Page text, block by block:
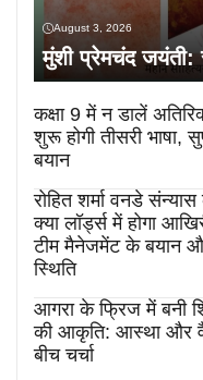
August 3, 2026
मुंशी प्रेमचंद जयंती:
कक्षा 9 में न डालें
शुरू होगी तीसरी भाषा,
बयान
रोहित शर्मा वनडे
क्या लॉर्ड्स में होगा
टीम मैनेजमेंट के बयान
स्थिति
आगरा के फ्रिज में बनी
की आकृति: आस्था और
बीच चर्चा